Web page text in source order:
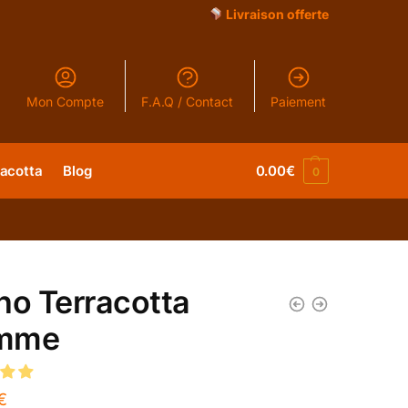
Livraison offerte
Mon Compte F.A.Q / Contact Paiement
Blog 0.00€ 0
Terracotta